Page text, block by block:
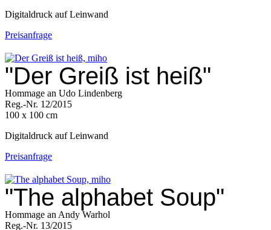
Digitaldruck auf Leinwand
Preisanfrage
"Der Greiß ist heiß"
Hommage an Udo Lindenberg
Reg.-Nr. 12/2015
100 x 100 cm
Digitaldruck auf Leinwand
Preisanfrage
"The alphabet Soup"
Hommage an Andy Warhol
Reg.-Nr. 13/2015